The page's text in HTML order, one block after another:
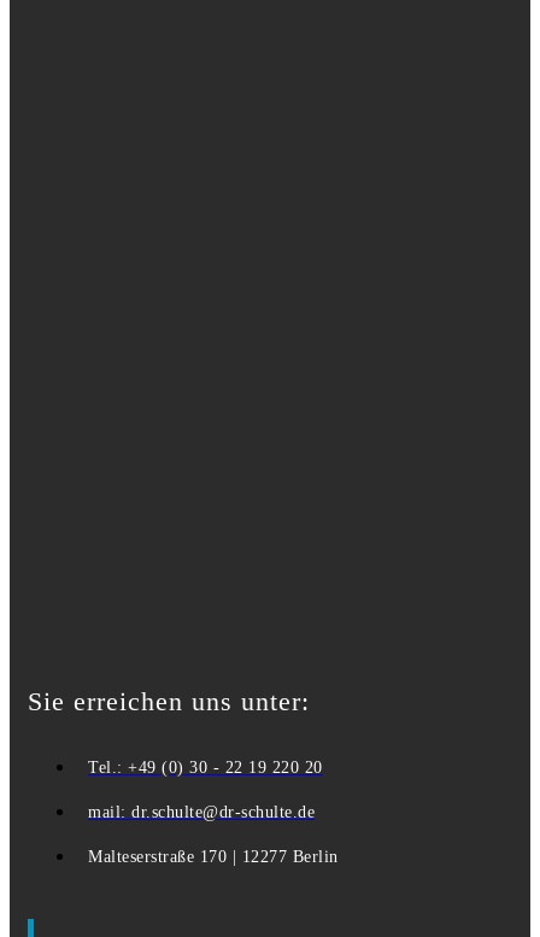
Sie erreichen uns unter:
Tel.: +49 (0) 30 - 22 19 220 20
mail: dr.schulte@dr-schulte.de
Malteserstraße 170 | 12277 Berlin